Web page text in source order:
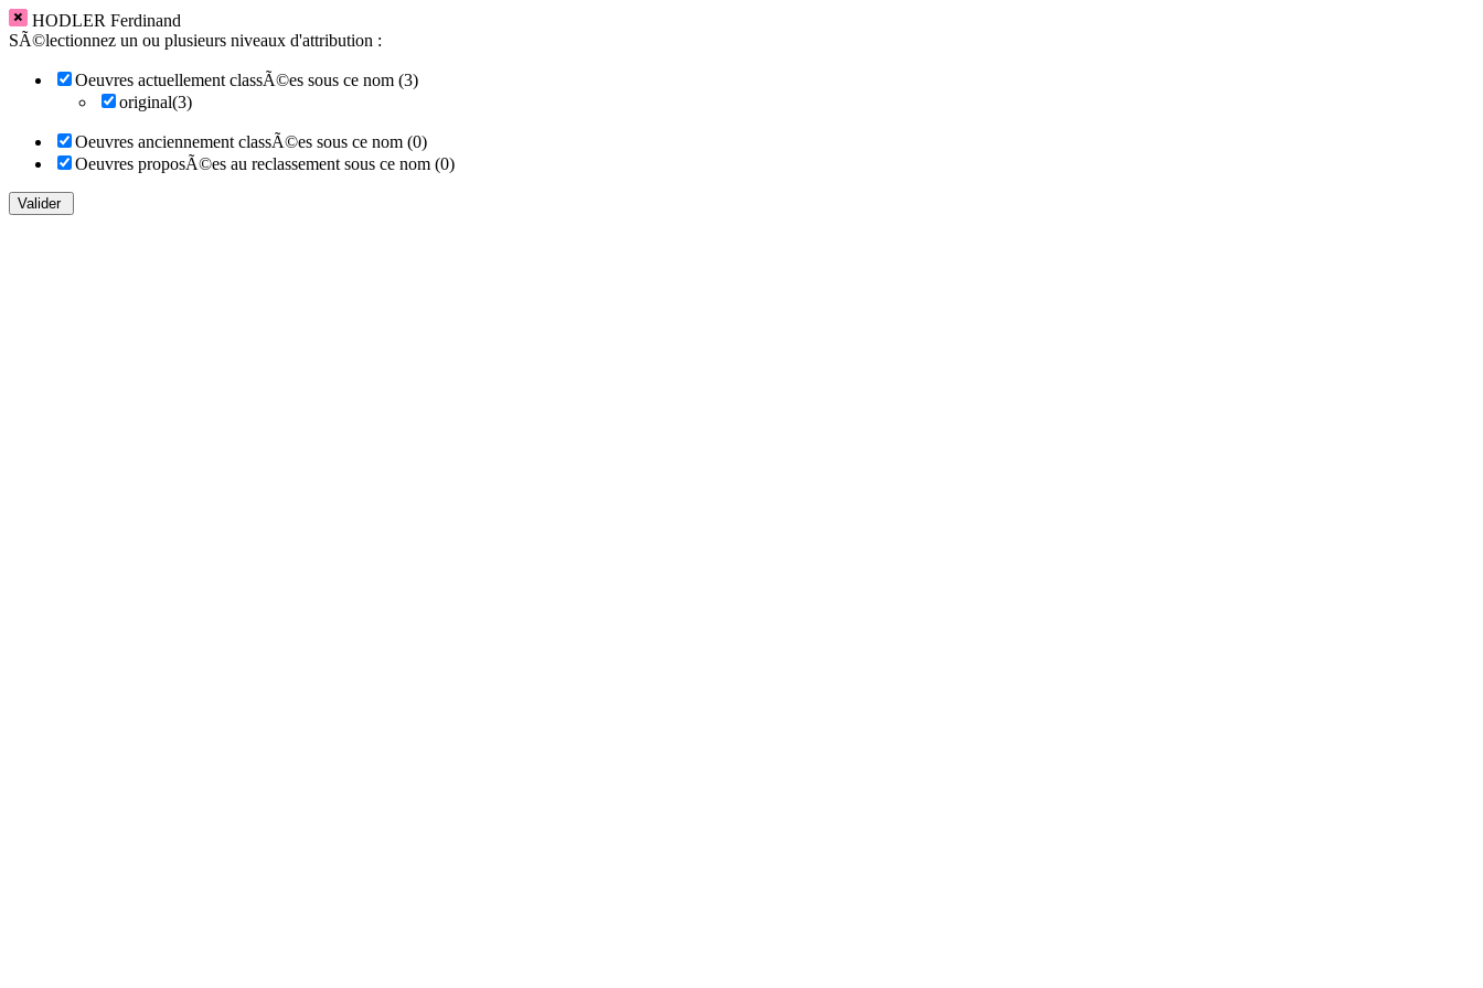
HODLER Ferdinand
SÃ©lectionnez un ou plusieurs niveaux d'attribution :
Oeuvres actuellement classÃ©es sous ce nom (3)
original(3)
Oeuvres anciennement classÃ©es sous ce nom (0)
Oeuvres proposÃ©es au reclassement sous ce nom (0)
Valider